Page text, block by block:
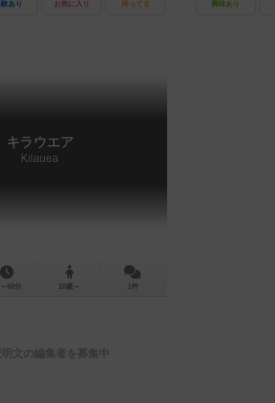
あり お気に入り 持ってる 興味あり
キラウエア
Kilauea
60分 10歳～ 1件
文の編集者を募集中